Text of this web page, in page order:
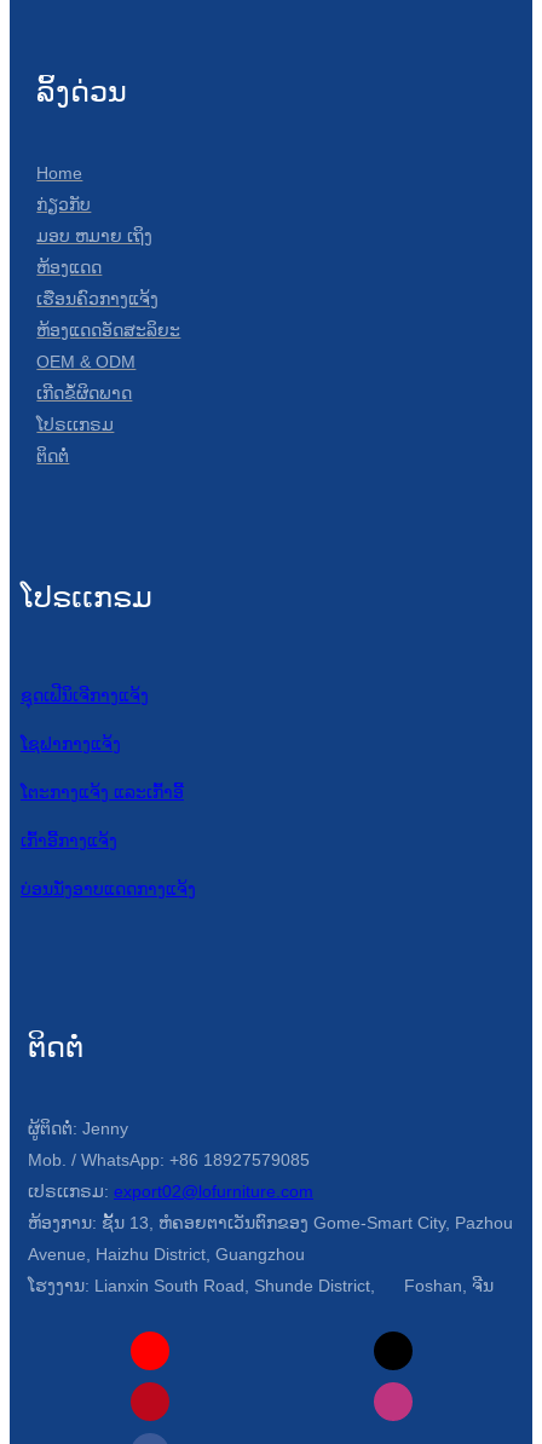
ລິ້ງດ່ວນ
Home
ກ່ຽວກັບ
ມອບ ຫມາຍ ເຖິງ
ຫ້ອງແດດ
ເຮືອນຄົວກາງແຈ້ງ
ຫ້ອງແດດອັດສະລິຍະ
OEM & ODM
ເກີດຂໍ້ຜິດພາດ
ໂປຣເເກຣມ
ຕິດຕໍ່
ໂປຣເເກຣມ
ຊຸດເຟີນິເຈີກາງແຈ້ງ
ໂຊຟາກາງແຈ້ງ
ໂຕະກາງແຈ້ງ ແລະເກົ້າອີ້
ເກົ້າອີ້ກາງແຈ້ງ
ບ່ອນນັ່ງອາບແດດກາງແຈ້ງ
ຕິດຕໍ່
ຜູ້ຕິດຕໍ່: Jenny
Mob. / WhatsApp: +86 18927579085
ເປຣເເກຣມ: export02@lofurniture.com
ຫ້ອງການ: ຊັ້ນ 13, ຫໍຄອຍຕາເວັນຕົກຂອງ Gome-Smart City, Pazhou
Avenue, Haizhu District, Guangzhou
ໂຮງງານ: Lianxin South Road, Shunde District, Foshan, ຈີນ